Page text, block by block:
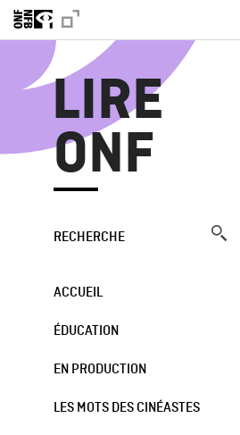
LIRE
ONF
RECHERCHE
ACCUEIL
ÉDUCATION
EN PRODUCTION
LES MOTS DES CINÉASTES